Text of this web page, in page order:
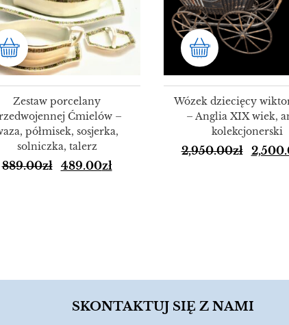
Zestaw porcelany
Ćmielów –
półmisek, sosjerka,
solniczka, talerz
889.00zł 489.00zł
Wózek dziecięcy
– Anglia XIX wiek,
kolekcjonerski
2,950.00zł
SKONTAKTUJ SIĘ Z NAMI